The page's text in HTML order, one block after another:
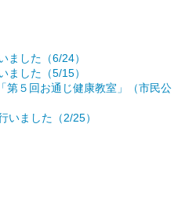
ました（6/24）
ました（5/15）
５回お通じ健康教室」（市民公
いました（2/25）